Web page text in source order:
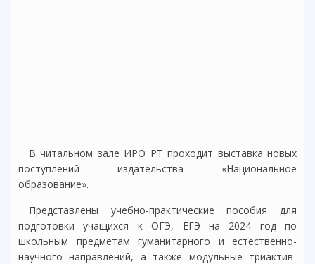
В читальном зале ИРО РТ проходит выставка новых
поступлений издательства «Национальное
образование».
Представлены учебно-практические пособия для
подготовки учащихся к ОГЭ, ЕГЭ на 2024 год по
школьным предметам гуманитарного и естественно-
научного направлений, а также модульные триактив-